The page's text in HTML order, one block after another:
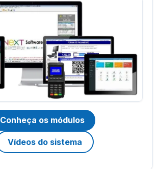
Conheça os módulos
Vídeos do sistema